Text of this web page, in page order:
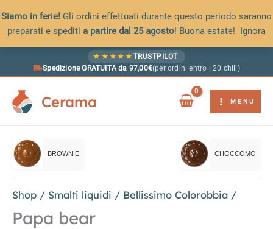
Siamo in ferie! Gli ordini effettuati durante questo periodo saranno
preparati e spediti a partire dal 25 agosto! Buona estate! Ignora
★ ★ ★ ★ ★ TRUSTPILOT
Spedizione GRATUITA da 97,00€(per ordini entro i 20 chili)
Cerama MENU
BROWNIE CHOCCOMO
Shop / Smalti liquidi / Bellissimo Colorobbia /
Papa bear